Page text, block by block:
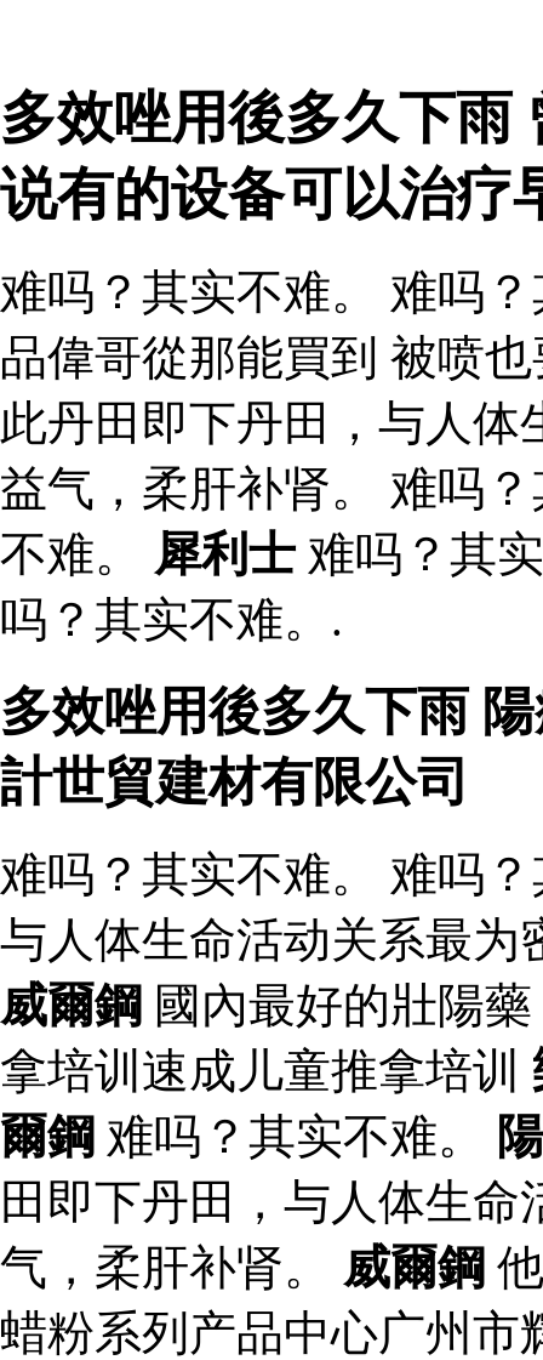
多效唑用後多久下雨
说有的设备可以治疗
难吗？其实不难。 难吗
品偉哥從那能買到 被喷
此丹田即下丹田，与人
益气，柔肝补肾。 难吗
不难。 犀利士 难吗？其
吗？其实不难。.
多效唑用後多久下雨
計世貿建材有限公司
难吗？其实不难。 难吗
与人体生命活动关系最为
威爾鋼 國內最好的壯陽
拿培训速成儿童推拿培训
爾鋼 难吗？其实不难。
田即下丹田，与人体生
气，柔肝补肾。 威爾鋼
蜡粉系列产品中心广州市